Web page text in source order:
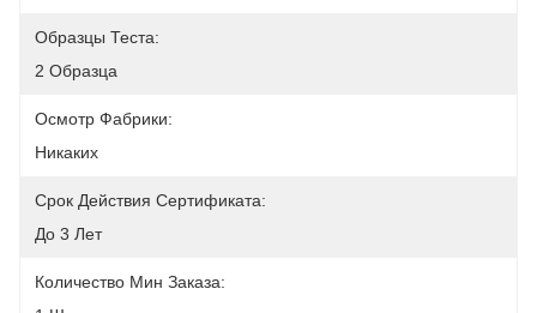
Образцы Теста:
2 Образца
Осмотр Фабрики:
Никаких
Срок Действия Сертификата:
До 3 Лет
Количество Мин Заказа: